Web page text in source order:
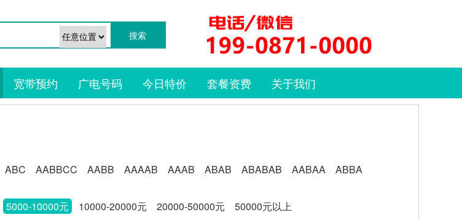
宽带预约 广电号码 今日特价 套餐资费 关于我们
ABC AABBCC AABB AAAAB AAAB ABAB ABABAB AABAA
ABBA
5000-10000元 10000-20000元 20000-50000元 50000元以上